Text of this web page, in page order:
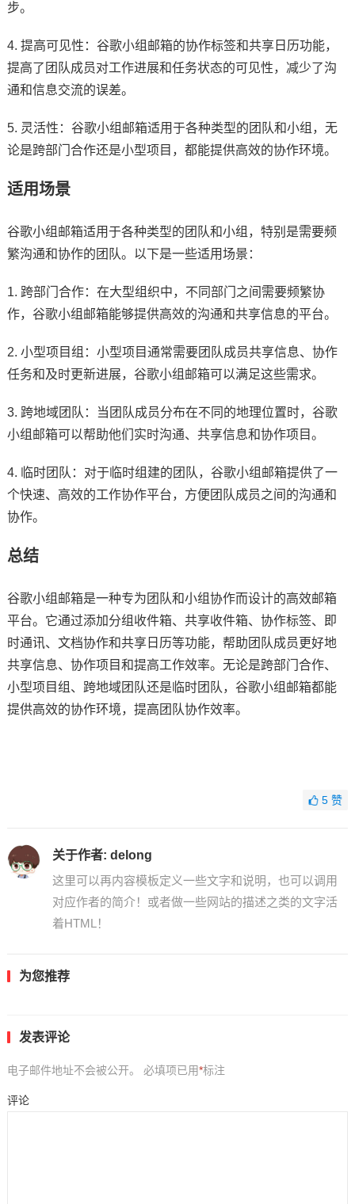
步。
4. 提高可见性：谷歌小组邮箱的协作标签和共享日历功能，
提高了团队成员对工作进展和任务状态的可见性，减少了沟
通和信息交流的误差。
5. 灵活性：谷歌小组邮箱适用于各种类型的团队和小组，无
论是跨部门合作还是小型项目，都能提供高效的协作环境。
适用场景
谷歌小组邮箱适用于各种类型的团队和小组，特别是需要频
繁沟通和协作的团队。以下是一些适用场景：
1. 跨部门合作：在大型组织中，不同部门之间需要频繁协
作，谷歌小组邮箱能够提供高效的沟通和共享信息的平台。
2. 小型项目组：小型项目通常需要团队成员共享信息、协作
任务和及时更新进展，谷歌小组邮箱可以满足这些需求。
3. 跨地域团队：当团队成员分布在不同的地理位置时，谷歌
小组邮箱可以帮助他们实时沟通、共享信息和协作项目。
4. 临时团队：对于临时组建的团队，谷歌小组邮箱提供了一
个快速、高效的工作协作平台，方便团队成员之间的沟通和
协作。
总结
谷歌小组邮箱是一种专为团队和小组协作而设计的高效邮箱
平台。它通过添加分组收件箱、共享收件箱、协作标签、即
时通讯、文档协作和共享日历等功能，帮助团队成员更好地
共享信息、协作项目和提高工作效率。无论是跨部门合作、
小型项目组、跨地域团队还是临时团队，谷歌小组邮箱都能
提供高效的协作环境，提高团队协作效率。
5赞
关于作者: delong
这里可以再内容模板定义一些文字和说明，也可以调用
对应作者的简介！或者做一些网站的描述之类的文字活
着HTML！
为您推荐
发表评论
电子邮件地址不会被公开。 必填项已用*标注
评论